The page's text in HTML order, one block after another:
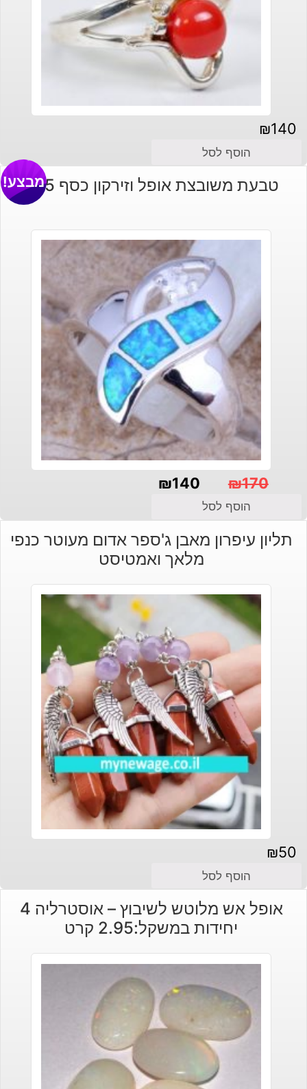
₪140
הוסף לסל
טבעת משובצת אופל וזירקון כסף 925 מבצע!
₪170
המקורי
היה:
₪140
הנוכחי
הוא:
הוסף לסל
תליון עיפרון מאבן ג'ספר אדום מעוטר כנפי
מלאך ואמטיסט
₪50
הוסף לסל
אופל אש מלוטש לשיבוץ – אוסטרליה 4
יחידות במשקל:2.95 קרט